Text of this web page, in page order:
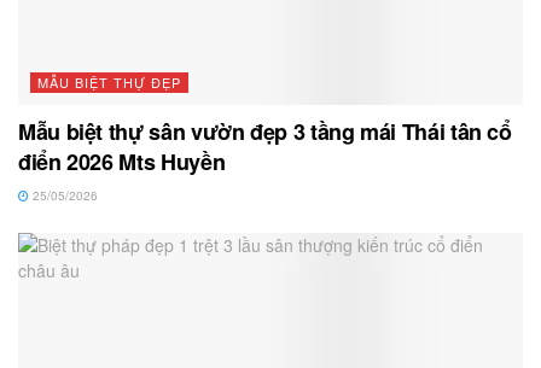
MẪU BIỆT THỰ ĐẸP
Mẫu biệt thự sân vườn đẹp 3 tầng mái Thái tân cổ
điển 2026 Mts Huyền
25/05/2026